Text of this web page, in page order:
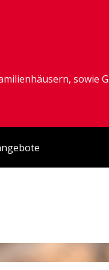
sowie